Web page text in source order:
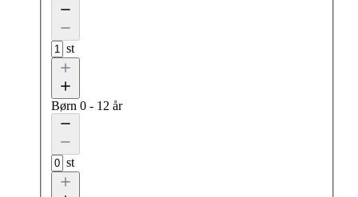
st
Børn 0 - 12 år
st